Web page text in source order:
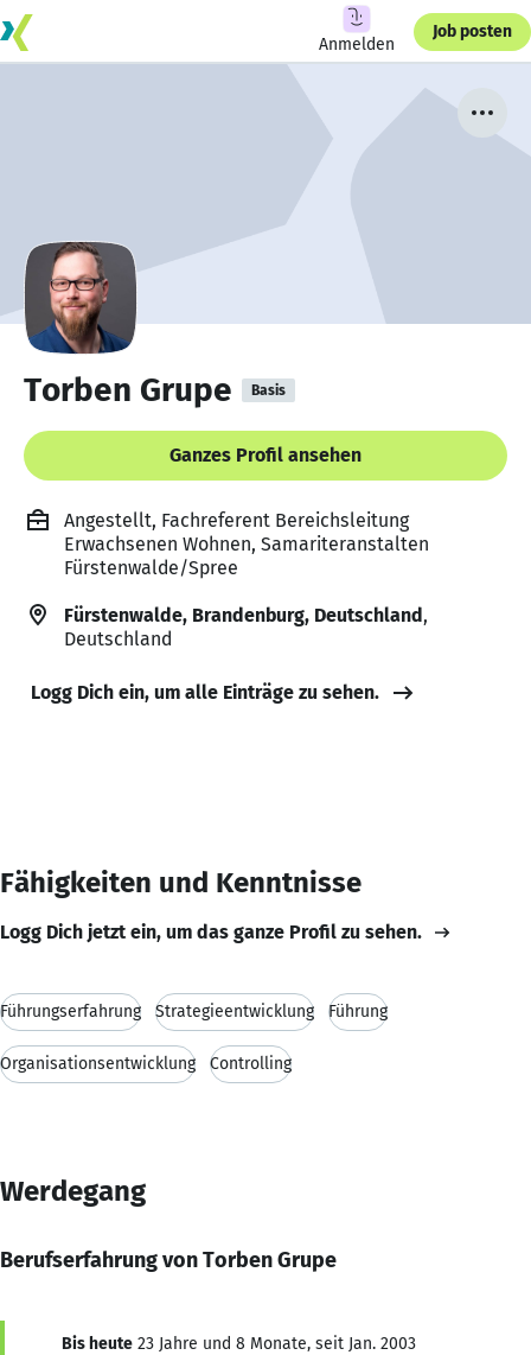
Anmelden
Job posten
Torben Grupe Basis
Ganzes Profil ansehen
Angestellt, Fachreferent Bereichsleitung
Erwachsenen Wohnen, Samariteranstalten
Fürstenwalde/Spree
Fürstenwalde, Brandenburg, Deutschland,
Deutschland
Logg Dich ein, um alle Einträge zu sehen.
Fähigkeiten und Kenntnisse
Logg Dich jetzt ein, um das ganze Profil zu sehen.
Führungserfahrung Strategieentwicklung Führung
Organisationsentwicklung Controlling
Werdegang
Berufserfahrung von Torben Grupe
Bis heute 23 Jahre und 8 Monate, seit Jan. 2003